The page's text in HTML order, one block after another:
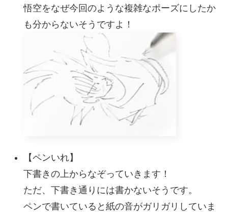
悟空をなぜ今回のような複雑なポーズにしたか
も分からないそうですよ！
【ペンいれ】
下書きの上からなぞっていきます！
ただ、下書き通りには書かないそうです。
ペンで書いていると紙の音がガリガリしていま